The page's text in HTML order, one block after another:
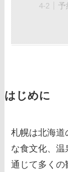
予
はじめに
札幌は北海道
な食文化、温
通じて多くの